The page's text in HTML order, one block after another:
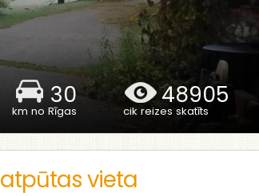
30
km no Rīgas
48905
cik reizes skatīts
atpūtas vieta